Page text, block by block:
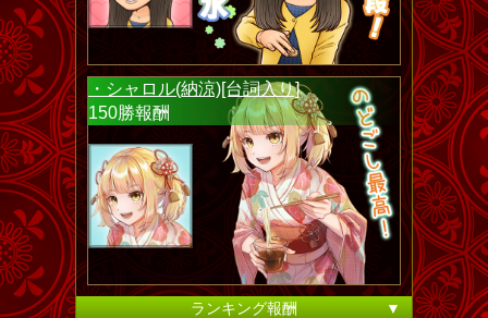
・シャロル(納涼)[台詞入り]
150勝報酬
ランキング報酬
▼